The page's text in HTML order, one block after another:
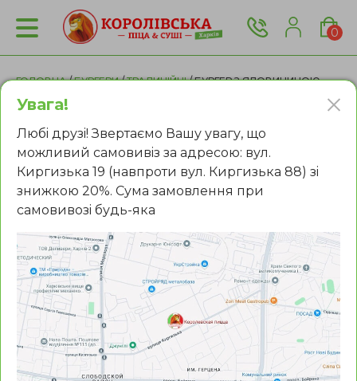
0
ГОЛОВНА/БУРГЕРИ/ТРАДИЦІЙНІ/ БУРГЕР З ЯЛОВИЧИНОЮ
ПОДВІЙНИЙ
Увага!
Любi друзi! Звертаємо Вашу увагу, що
можливий самовивiз за адресою: вул.
Киргизька 19 (навпроти вул. Киргизька 88) зi
знижкою 20%. Сума замовлення при
самовивозi будь-яка